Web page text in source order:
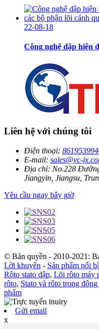
22-08-18
Công nghệ dập hiện
Liên hệ với chúng tôi
Điện thoại:
E-mail: sales@yc-
Địa chỉ: No.228
Jiangyin, Jiangsu,
Yêu cầu ngay bây giờ
© Bản quyền - 2010-2021:
Lời khuyên - Sản phẩm nổi
Rôto stato dập, Lõi rôto máy
rôto, Stato và rôto trong
phẩm
Gửi email
x